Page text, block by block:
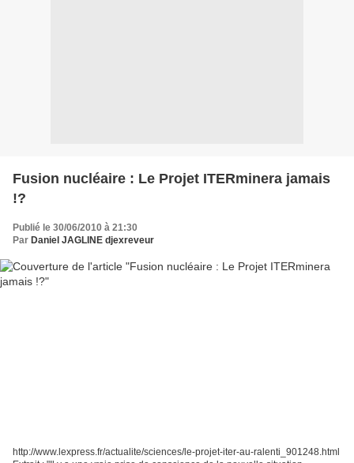
Fusion nucléaire : Le Projet ITERminera jamais
!?
Publié le 30/06/2010 à 21:30
Par Daniel JAGLINE djexreveur
http://www.lexpress.fr/actualite/sciences/le-projet-iter-au-ralenti_901248.html